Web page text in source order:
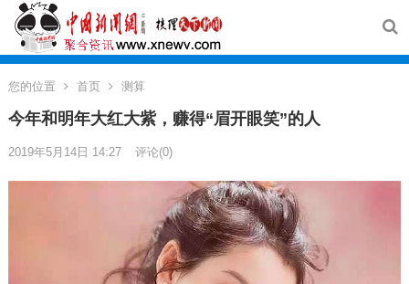
您的位置 首页 测算
今年和明年大红大紫，赚得“眉开眼笑”的人
2019年5月14日 14:27 评论(0)